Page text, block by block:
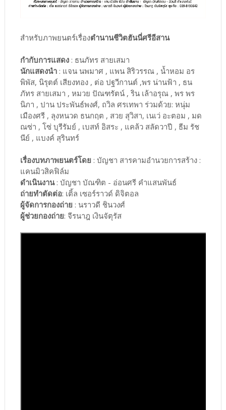
สำหรับภาพยนตร์เรื่องตำนานชีวิตฮันนี่ศรีอีสาน
กำกับการแสดง: ธนภัทร สายเสมา
นักแสดงนำ: แจน นพมาศ , แพน สิริวรรณ , น้ำหอม อร
พิพัส, นิรุตต์ เสียงทอง , ต่อ ปฐวีกานต์ ,พร น่านฟ้า , ธน
ภัทร สายเสมา , หมวย ปัณฑรัตน์ , ริน เล้าอรุณ , พร พร
นิภา , ปาน ประพันธ์พงศ์, ถวิล ศรเทพา ร่วมด้วย: หนุ่ม
เมืองศรี , ลุงหนวด ธนกฤต , สวย สุวิสา, เนเว่ อะตอม , มด
ณซ่า , โซ่ บุรีรัมย์ , เบสท์ อิสระ , แคล้ว สลัดวาปี , ธีม รัช
นีย์ , แบงค์ สุรินทร์
เรื่องบทภาพยนตร์โดย : บัญชา สารคามอำนวยการสร้าง :
แคนมิวสิคฟิล์ม
ดำเนินงาน: บัญชา บัณฑิต - อ่อนศรี คำแสนพันธ์
ถ่ายทำตัดต่อ: เติ้ล เซอร์ราวด์ ดิจิตอล
ผู้จัดการกองถ่าย : นราวดี ชินวงศ์
ผู้ช่วยกองถ่าย: จีรนาฎ เงินจัตุรัส